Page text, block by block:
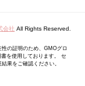
会社 All Rights Reserved.
の証明のため、GMOグロ
を使用しております。 セ
果をご確認ください。